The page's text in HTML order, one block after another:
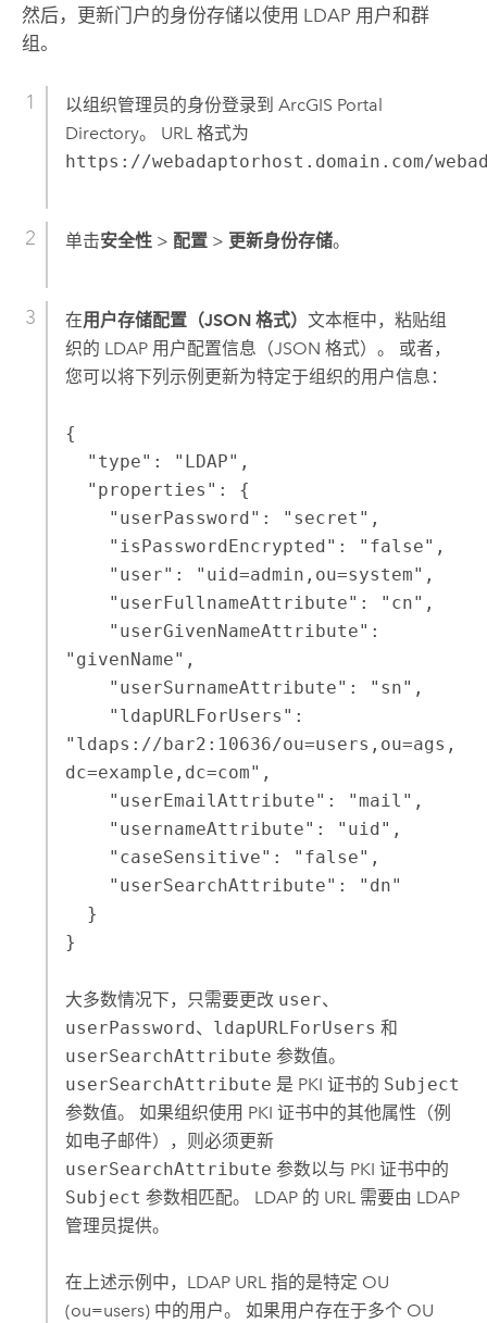
然后，更新门户的身份存储以使用 LDAP 用户和群
组。
以组织管理员的身份登录到 ArcGIS Portal
Directory。 URL 格式为
https://webadaptorhost.domain.com/
单击安全性> 配置> 更新身份存储。
在用户存储配置（JSON 格式） 文本框中，粘贴组
织的 LDAP 用户配置信息（JSON 格式）。 或者，
您可以将下列示例更新为特定于组织的用户信息：
{
"givenName",
"ldaps://bar2:10636/ou=users,ou=ags,
dc=example,dc=com",
}
大多数情况下，只需要更改 user、
userPassword、 ldapURLForUsers 和
userSearchAttribute 参数值。
userSearchAttribute 是 PKI 证书的 Subject
参数值。 如果组织使用 PKI 证书中的其他属性（例
如电子邮件），则必须更新
userSearchAttribute 参数以与 PKI 证书中的
Subject 参数相匹配。 LDAP 的 URL 需要由 LDAP
管理员提供。
在上述示例中，LDAP URL 指的是特定 OU
(ou=users) 中的用户。 如果用户存在于多个 OU